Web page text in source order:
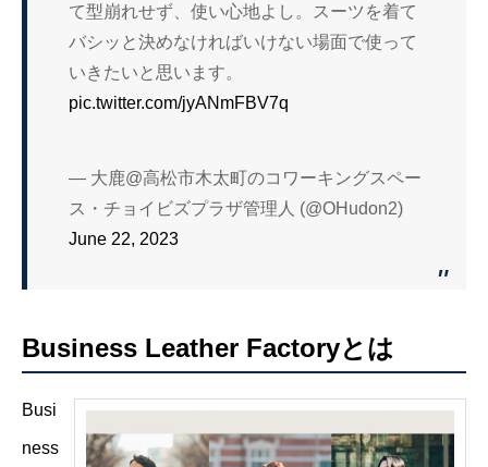
て型崩れせず、使い心地よし。スーツを着て
バシッと決めなければいけない場面で使って
いきたいと思います。
pic.twitter.com/jyANmFBV7q
— 大鹿@高松市木太町のコワーキングスペー
ス・チョイビズプラザ管理人 (@OHudon2)
June 22, 2023
Business Leather Factoryとは
Busi
ness